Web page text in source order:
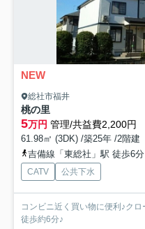
NEW
総社市福井
桃の里
5万円 管理/共益費2,200円
61.98㎡ (3DK) /築25年 /2階建
吉備線「東総社」駅 徒歩6分
CATV 公共下水
コンビニ近く買い物に便利♪ク
徒歩約6分♪